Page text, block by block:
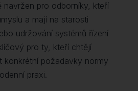
navržen pro odborníky, kteří
a mají na starosti
udržování systémů řízení
pro ty, kteří chtějí
konkrétní požadavky normy
praxi.